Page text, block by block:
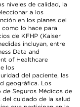
niveles de calidad, la
a los
en los planes del
como lo hace para
de KFHP (Kaiser
incluyan, entre
Data and
of Healthcare
los
del paciente, las
geográfica. Los
de Seguros Médicos de
cuidado de la salud